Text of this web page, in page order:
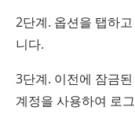
2단계. 옵션을 탭하
니다.
3단계. 이전에 잠금
계정을 사용하여 로